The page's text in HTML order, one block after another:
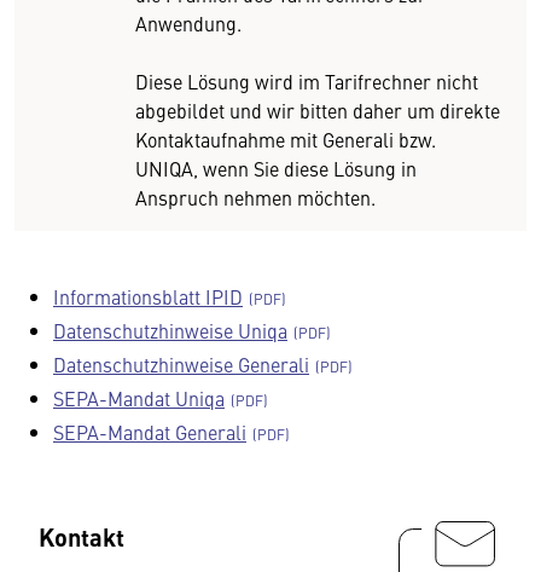
Anwendung.
Diese Lösung wird im Tarifrechner nicht
abgebildet und wir bitten daher um direkte
Kontaktaufnahme mit Generali bzw.
UNIQA, wenn Sie diese Lösung in
Anspruch nehmen möchten.
Informationsblatt IPID
Datenschutzhinweise Uniqa
Datenschutzhinweise Generali
SEPA-Mandat Uniqa
SEPA-Mandat Generali
Kontakt